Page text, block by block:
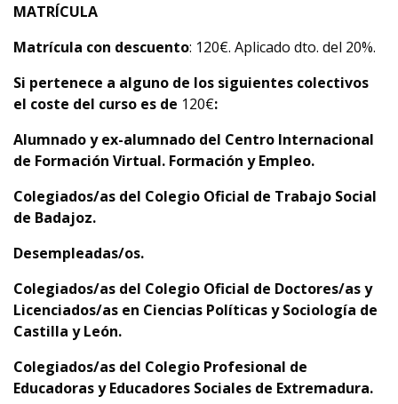
MATRÍCULA
Matrícula con descuento: 120€. Aplicado dto. del 20%.
Si pertenece a alguno de los siguientes colectivos
el coste del curso es de 120€:
Alumnado y ex-alumnado del Centro Internacional
de Formación Virtual. Formación y Empleo.
Colegiados/as del Colegio Oficial de Trabajo Social
de Badajoz.
Desempleadas/os.
Colegiados/as del Colegio Oficial de Doctores/as y
Licenciados/as en Ciencias Políticas y Sociología de
Castilla y León.
Colegiados/as del Colegio Profesional de
Educadoras y Educadores Sociales de Extremadura.